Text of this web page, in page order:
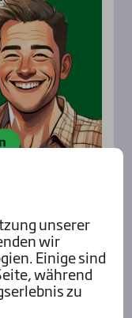
unserer
wir
Einige sind
während
zu